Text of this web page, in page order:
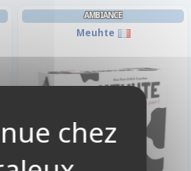
AMBIANCE
Meuhte